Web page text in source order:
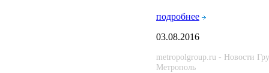
подробнее
03.08.2016
metropolgroup.ru - Новости
Метрополь